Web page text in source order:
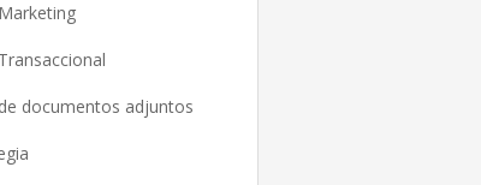
documentos adjuntos